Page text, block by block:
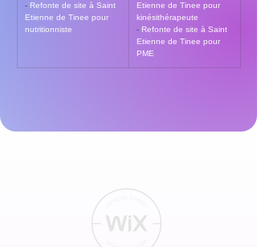
- Refonte de site à Saint
Etienne de Tinee pour
nutritionniste
Etienne de Tinee pour
kinésithérapeute
- Refonte de site à Saint
Etienne de Tinee pour
PME